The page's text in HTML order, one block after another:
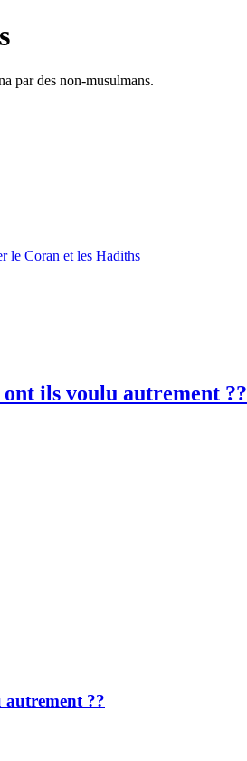
par des non-musulmans.
le Coran et les Hadiths
ils voulu autrement ??
??